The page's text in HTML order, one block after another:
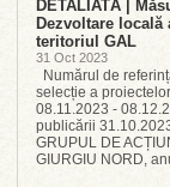
DETALIATĂ |
Dezvoltare locală
teritoriul GAL
31 Oct 2023
Numărul de
selecție a
08.11.2023 -
publicării
GRUPUL DE
GIURGIU NORD,